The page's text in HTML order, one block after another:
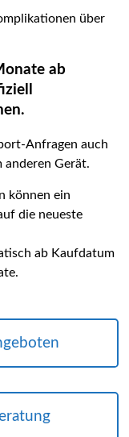
über
ab
Anfragen auch
anderen Gerät.
können ein
die neueste
ab Kaufdatum